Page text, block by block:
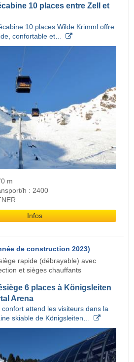
10 places entre Zell et
10 places Wilde Krimml offre
confortable et…
m
h : 2400
Infos
de construction 2023)
rapide (débrayable) avec
et sièges chauffants
6 places à Königsleiten
Arena
confort attend les visiteurs dans la
skiable de Königsleiten…